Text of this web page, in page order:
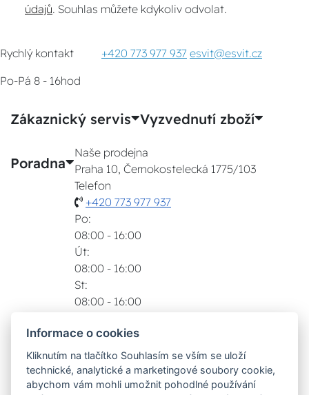
údajů . Souhlas můžete kdykoliv odvolat.
Rychlý kontakt +420 773 977 937 esvit@esvit.cz
Po-Pá 8 - 16hod
Zákaznický servis Vyzvednutí zboží
Poradna
Naše prodejna
Praha 10, Černokostelecká 1775/103
Telefon
+420 773 977 937
Po:
08:00 - 16:00
Út:
08:00 - 16:00
St:
08:00 - 16:00
08:00 - 16:00
Pá:
08:00 - 16:00
Zobrazit na mapě
Informace o cookies
Kliknutím na tlačítko Souhlasím se vším se uloží
technické, analytické a marketingové soubory cookie,
abychom vám mohli umožnit pohodlné používání